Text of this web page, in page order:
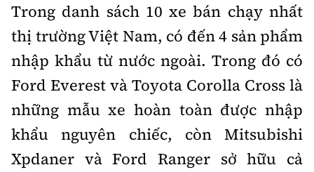
Trong danh sách 10 xe bán chạy nhất
thị trường Việt Nam, có đến 4 sản phẩm
nhập khẩu từ nước ngoài. Trong đó có
Ford Everest và Toyota Corolla Cross là
những mẫu xe hoàn toàn được nhập
khẩu nguyên chiếc, còn Mitsubishi
Xpdaner và Ford Ranger sở hữu cả